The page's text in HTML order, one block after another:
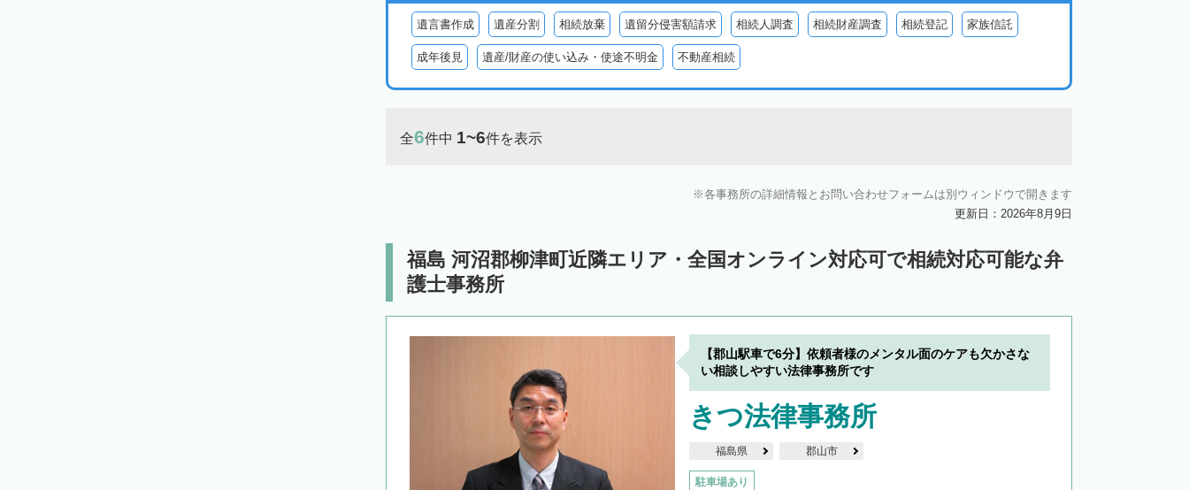
南会津郡下郷町 南会津郡只見町 南会津郡檜枝岐村
遺言書作成 遺産分割 相続放棄 遺留分侵害額請求 相続人調査 相続財産調査 相続登記 家族信託
成年後見 遺産/財産の使い込み・使途不明金 不動産相続
全6件中 1~6件を表示
各事務所の詳細情報とお問い合わせフォームは別ウィンドウで開きます
更新日：2026年8月9日
福島 河沼郡柳津町近隣エリア・全国オンライン対応可で相続対応可能な弁
護士事務所
【郡山駅車で6分】依頼者様のメンタル面のケアも欠かさな
い相談しやすい法律事務所です
きつ法律事務所
福島県 郡山市
駐車場あり